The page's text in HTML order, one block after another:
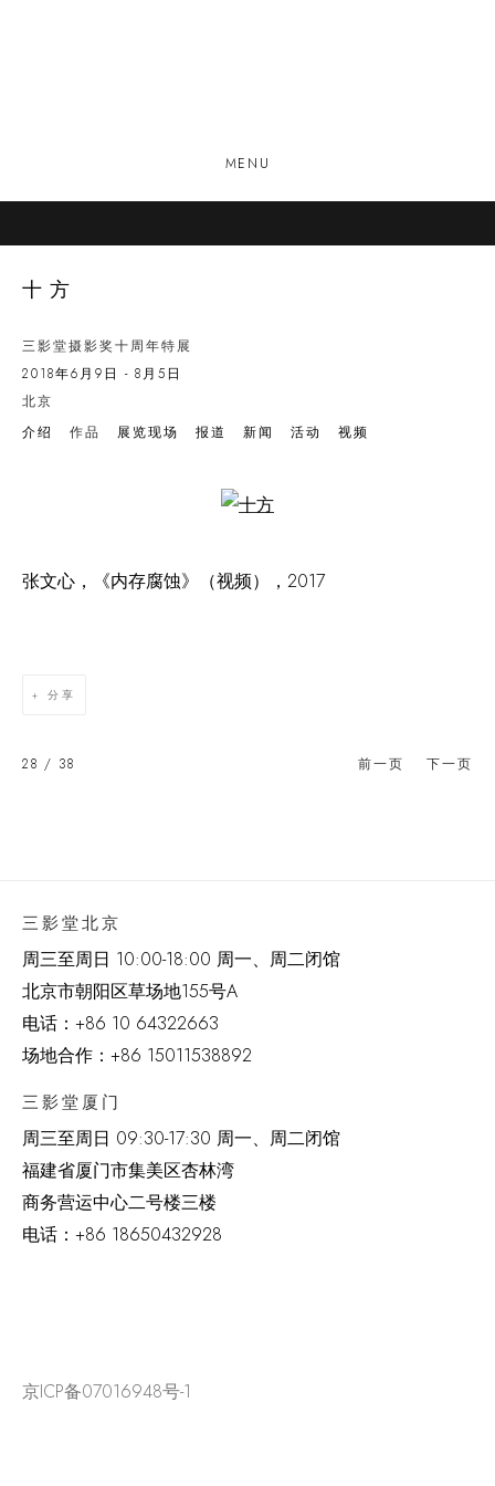
MENU
十方
三影堂摄影奖十周年特展
2018年6月9日 - 8月5日
北京
介绍
作品 展览现场 报道 新闻 活动 视频
Open a larger version of the following image in a popup:
张文心，《内存腐蚀》（视频），2017
分享
前一页 下一页
28 / 38
三影堂北京
周三至周日 10:00-18:00 周一、周二闭馆
北京市朝阳区草场地155号A
电话： +86 10 64322663
场地合作：+86 15011538892
三影堂厦门
周三至周日 09:30-17:30 周一、周二闭馆
福建省厦门市集美区杏林湾
商务营运中心二号楼三楼
电话： +86 18650432928
京ICP备07016948号-1